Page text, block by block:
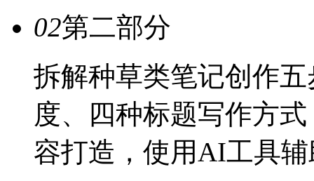
02第二部分
拆解种草类笔记创作
度、四种标题写作方
容打造，使用AI工具